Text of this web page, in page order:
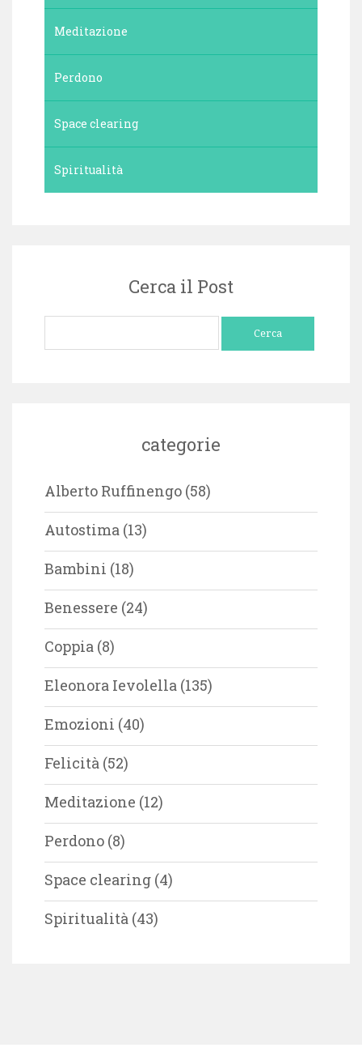
Meditazione
Perdono
Space clearing
Spiritualità
Cerca il Post
categorie
Alberto Ruffinengo (58)
Autostima (13)
Bambini (18)
Benessere (24)
Coppia (8)
Eleonora Ievolella (135)
Emozioni (40)
Felicità (52)
Meditazione (12)
Perdono (8)
Space clearing (4)
Spiritualità (43)